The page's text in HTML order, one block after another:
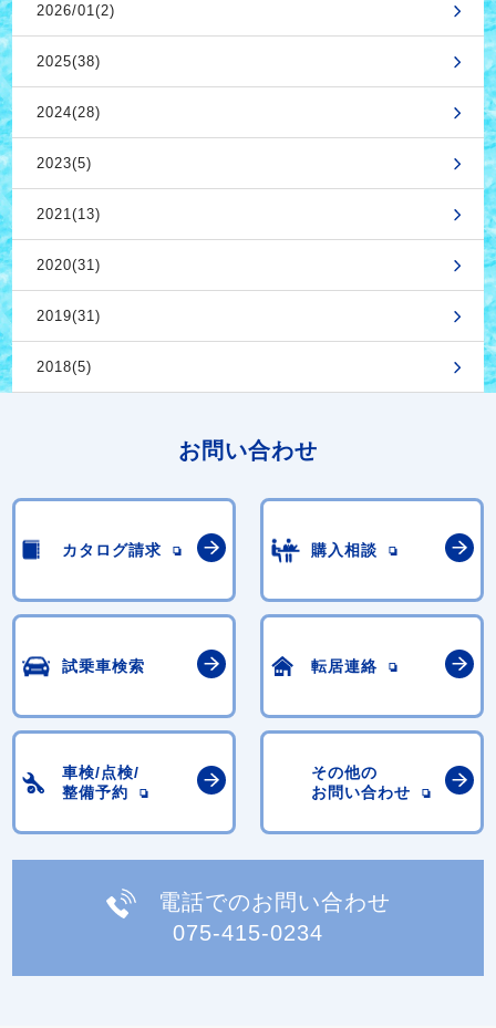
2026/01(2)
2025(38)
2024(28)
2023(5)
2021(13)
2020(31)
2019(31)
2018(5)
お問い合わせ
カタログ請求 購入相談
試乗車検索 転居連絡
車検/点検/
整備予約
その他の
お問い合わせ
電話でのお問い合わせ
075-415-0234